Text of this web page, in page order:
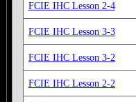
FCIE IHC Lesson 2-4
FCIE IHC Lesson 3-3
FCIE IHC Lesson 3-2
FCIE IHC Lesson 2-2